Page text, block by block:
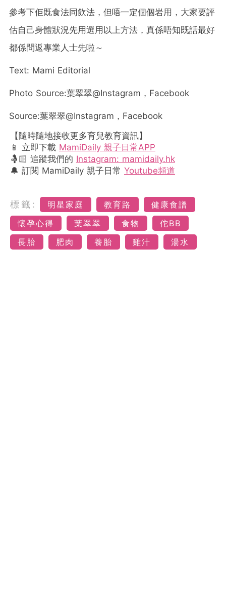
參考下佢既食法同飲法，但唔一定個個岩用，大家要評
估自己身體狀況先用選用以上方法，真係唔知既話最好
都係問返專業人士先啦～
Text: Mami Editorial
Photo Source:葉翠翠@Instagram，Facebook
Source:葉翠翠@Instagram，Facebook
【隨時隨地接收更多育兒教育資訊】
📱 立即下載 MamiDaily 親子日常APP
🤱🏻 追蹤我們的 Instagram: mamidaily.hk
🔔 訂閱 MamiDaily 親子日常 Youtube頻道
標籤: 明星家庭 教育路
健康食譜
懷孕心得
葉翠翠 食物
佗BB
長胎
肥肉 養胎 雞汁 湯水